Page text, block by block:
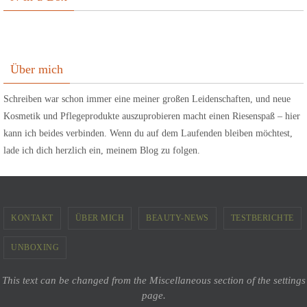
Über mich
Schreiben war schon immer eine meiner großen Leidenschaften, und neue
Kosmetik und Pflegeprodukte auszuprobieren macht einen Riesenspaß – hier
kann ich beides verbinden. Wenn du auf dem Laufenden bleiben möchtest,
lade ich dich herzlich ein, meinem Blog zu folgen.
KONTAKT ÜBER MICH BEAUTY-NEWS TESTBERICHTE
UNBOXING
This text can be changed from the Miscellaneous section of the settings
page.